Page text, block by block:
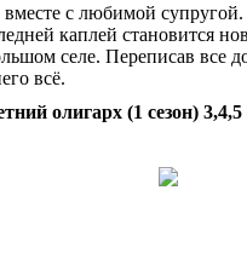
с любимой
каплей становится
селе. Переписав
всё.
олигарх (1 сезон)